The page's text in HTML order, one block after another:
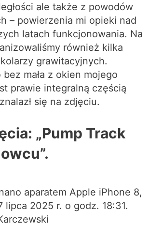
ale także z powodów
– powierzenia mi opieki nad
latach funkcjonowania. Na
również kilka
grawitacyjnych.
mała z okien mojego
prawie integralną częścią
się na zdjęciu.
„Pump Track
aparatem Apple iPhone 8,
lipca 2025 r. o godz. 18:31.